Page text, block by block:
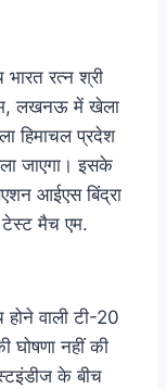
रत्न श्री
लखनऊ में खेला
हिमाचल प्रदेश
जाएगा। इसके
आईएस बिंद्रा
टेस्ट मैच एम.
वाली टी-20
घोषणा नहीं की
के बीच